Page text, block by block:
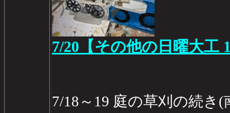
7/20【その他の日曜大工
7/18～19 庭の草刈の続き